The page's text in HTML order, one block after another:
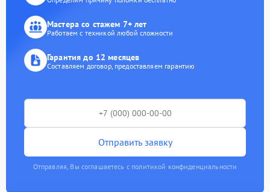
Мастера со стажем 7+ лет
Работаем с техникой любой сложности
Гарантия до 12 месяцев
Составляем договор, предоставляем гарантию
Отправить заявку
Отправляя, Вы соглашаетесь с политикой конфиденциальности